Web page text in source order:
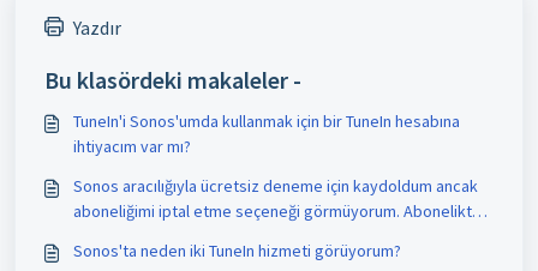
Yazdır
Bu klasördeki makaleler -
TuneIn'i Sonos'umda kullanmak için bir TuneIn hesabına
ihtiyacım var mı?
Sonos aracılığıyla ücretsiz deneme için kaydoldum ancak
aboneliğimi iptal etme seçeneği görmüyorum. Abonelikten
Sonos'ta neden iki TuneIn hizmeti görüyorum?